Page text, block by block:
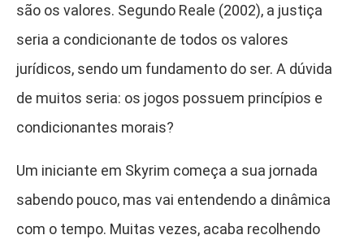
são os valores. Segundo Reale (2002), a justiça
seria a condicionante de todos os valores
jurídicos, sendo um fundamento do ser. A dúvida
de muitos seria: os jogos possuem princípios e
condicionantes morais?
Um iniciante em Skyrim começa a sua jornada
sabendo pouco, mas vai entendendo a dinâmica
com o tempo. Muitas vezes, acaba recolhendo